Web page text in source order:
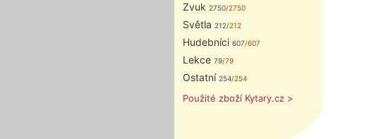
Zvuk 2750/2750
Světla 212/212
Hudebníci 607/607
Lekce 79/79
Ostatní 254/254
Použité zboží Kytary.cz >